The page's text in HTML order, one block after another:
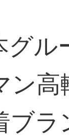
ル
ン
ブ